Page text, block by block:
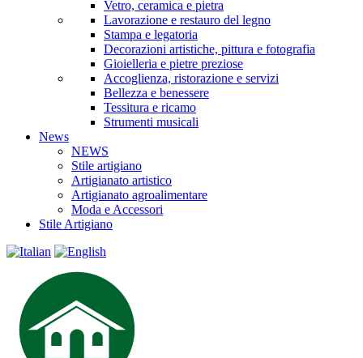
Vetro, ceramica e pietra
Lavorazione e restauro del legno
Stampa e legatoria
Decorazioni artistiche, pittura e fotografia
Gioielleria e pietre preziose
Accoglienza, ristorazione e servizi
Bellezza e benessere
Tessitura e ricamo
Strumenti musicali
News
NEWS
Stile artigiano
Artigianato artistico
Artigianato agroalimentare
Moda e Accessori
Stile Artigiano